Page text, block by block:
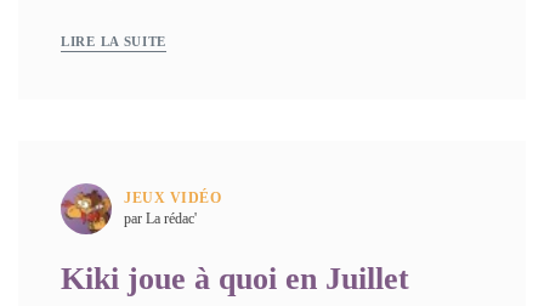
LIRE LA SUITE
JEUX VIDÉO
par La rédac'
Kiki joue à quoi en Juillet